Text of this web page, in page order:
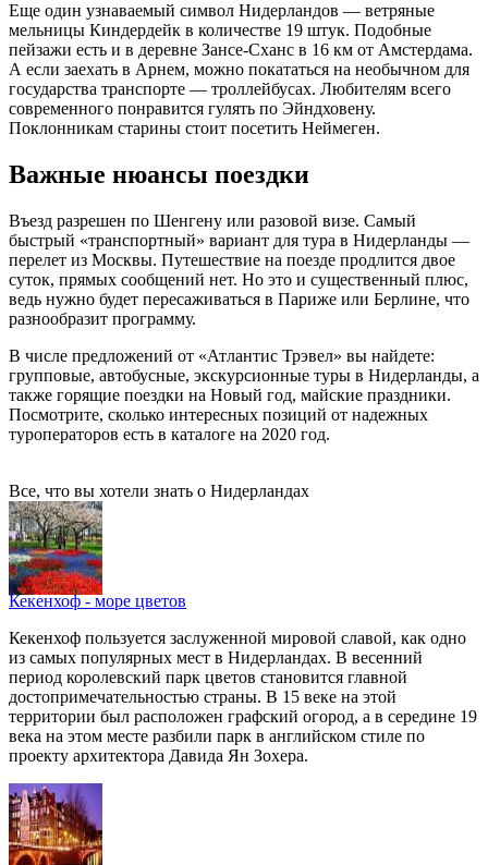
Еще один узнаваемый символ Нидерландов — ветряные
мельницы Киндердейк в количестве 19 штук. Подобные
пейзажи есть и в деревне Зансе-Сханс в 16 км от Амстердама.
А если заехать в Арнем, можно покататься на необычном для
государства транспорте — троллейбусах. Любителям всего
современного понравится гулять по Эйндховену.
Поклонникам старины стоит посетить Неймеген.
Важные нюансы поездки
Въезд разрешен по Шенгену или разовой визе. Самый
быстрый «транспортный» вариант для тура в Нидерланды —
перелет из Москвы. Путешествие на поезде продлится двое
суток, прямых сообщений нет. Но это и существенный плюс,
ведь нужно будет пересаживаться в Париже или Берлине, что
разнообразит программу.
В числе предложений от «Атлантис Трэвел» вы найдете:
групповые, автобусные, экскурсионные туры в Нидерланды, а
также горящие поездки на Новый год, майские праздники.
Посмотрите, сколько интересных позиций от надежных
туроператоров есть в каталоге на 2020 год.
Все, что вы хотели знать o Нидерландах
Кекенхоф - море цветов
Кекенхоф пользуется заслуженной мировой славой, как одно
из самых популярных мест в Нидерландах. В весенний
период королевский парк цветов становится главной
достопримечательностью страны. В 15 веке на этой
территории был расположен графский огород, а в середине 19
века на этом месте разбили парк в английском стиле по
проекту архитектора Давида Ян Зохера.